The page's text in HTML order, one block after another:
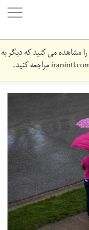
مشاهده می کنید که دیگر به
iranintl.comمراجعه کنید.